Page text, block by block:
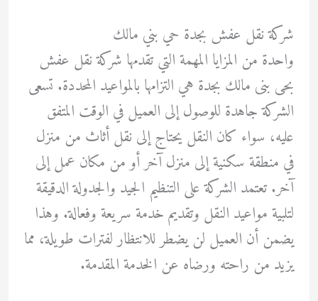
شركة نقل عفش بجدة حي بني مالك
واحدة من المزايا المهمة التي تقدمها شركة نقل عفش
بحى بنى مالك بجدة هي التزامها بالمواعيد المحددة. تسعى
الشركة جاهدة للوصول إلى العميل في الوقت المتفق
عليه، سواء كان النقل يحتاج إلى نقل أثاث من منزل
في منطقة سكنية إلى منزل آخر أو من مكان عمل إلى
آخر. تعتمد الشركة على التنظيم الجيد والجدولة الدقيقة
لتلبية مواعيد النقل وتقديم خدمة سريعة وفعالة. وهذا
يضمن أن العميل لن يضطر للانتظار لفترات طويلة، مما
يزيد من راحته ورضاه عن الخدمة المقدمة.